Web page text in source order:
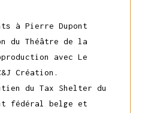
à Pierre Dupont
du Théâtre de la
avec Le
Création.
du Tax Shelter du
fédéral belge et